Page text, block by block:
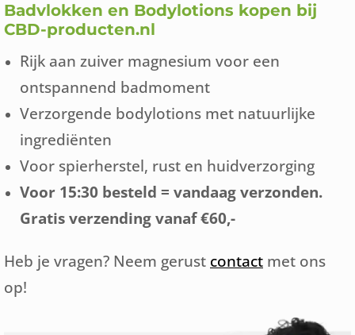
Badvlokken en Bodylotions kopen bij
CBD-producten.nl
Rijk aan zuiver magnesium voor een
ontspannend badmoment
Verzorgende bodylotions met natuurlijke
ingrediënten
Voor spierherstel, rust en huidverzorging
Voor 15:30 besteld = vandaag verzonden.
Gratis verzending vanaf €60,-
Heb je vragen? Neem gerust contact met ons
op!